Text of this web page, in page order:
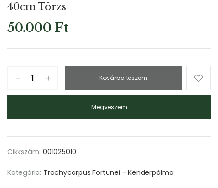
40cm Törzs
50.000 Ft
Kosárba teszem
Megveszem
Cikkszám: 001025010
Kategória: Trachycarpus Fortunei - Kenderpálma